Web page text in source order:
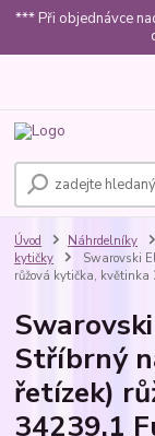
*** Při objednávce
Úvod Náhrdelníky
kytičky
Swarovski
růžová kytička,
Stříbrný
řetízek)
34239.1